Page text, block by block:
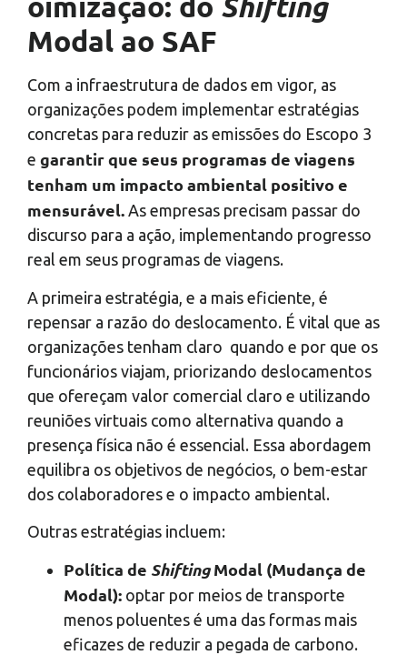
Modal ao SAF
Com a infraestrutura de dados em vigor, as
organizações podem implementar estratégias
concretas para reduzir as emissões do Escopo 3
e garantir que seus programas de viagens
tenham um impacto ambiental positivo e
mensurável. As empresas precisam passar do
discurso para a ação, implementando progresso
real em seus programas de viagens.
A primeira estratégia, e a mais eficiente, é
repensar a razão do deslocamento. É vital que as
organizações tenham claro quando e por que os
funcionários viajam, priorizando deslocamentos
que ofereçam valor comercial claro e utilizando
reuniões virtuais como alternativa quando a
presença física não é essencial. Essa abordagem
equilibra os objetivos de negócios, o bem-estar
dos colaboradores e o impacto ambiental.
Outras estratégias incluem:
Política de ShiftingModal (Mudança de
Modal): optar por meios de transporte
menos poluentes é uma das formas mais
eficazes de reduzir a pegada de carbono.